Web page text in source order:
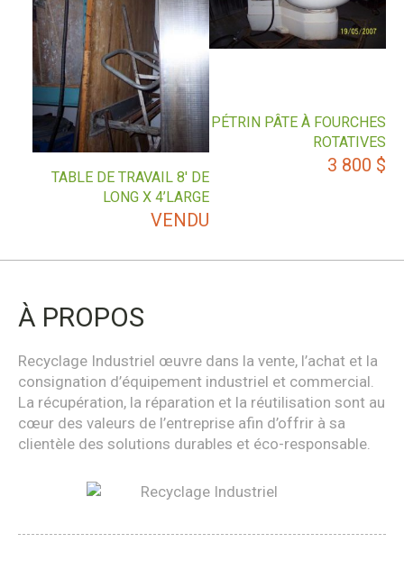
PÉTRIN PÂTE À FOURCHES
ROTATIVES
3 800 $
TABLE DE TRAVAIL 8′ DE
LONG X 4’LARGE
VENDU
À PROPOS
Recyclage Industriel œuvre dans la vente, l’achat et la
consignation d’équipement industriel et commercial.
La récupération, la réparation et la réutilisation sont au
cœur des valeurs de l’entreprise afin d’offrir à sa
clientèle des solutions durables et éco-responsable.